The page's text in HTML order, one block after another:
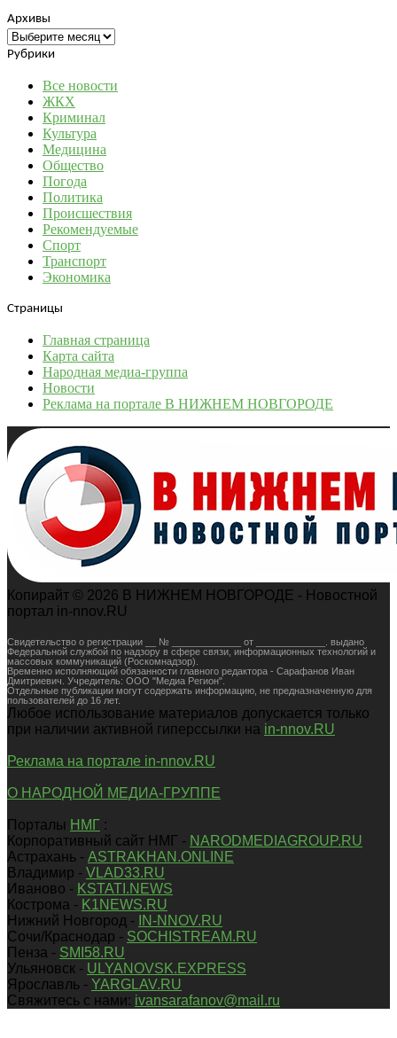
Архивы
Архивы
Рубрики
Все новости
ЖКХ
Криминал
Культура
Медицина
Общество
Погода
Политика
Происшествия
Рекомендуемые
Спорт
Транспорт
Экономика
Страницы
Главная страница
Карта сайта
Народная медиа-группа
Новости
Реклама на портале В НИЖНЕМ НОВГОРОДЕ
Копирайт © 2026 В НИЖНЕМ НОВГОРОДЕ - Новостной
портал in-nnov.RU
Свидетельство о регистрации __ № _____________ от _____________. выдано
Федеральной службой по надзору в сфере связи, информационных технологий и
массовых коммуникаций (Роскомнадзор).
Временно исполняющий обязанности главного редактора - Сарафанов Иван
Дмитриевич. Учредитель: ООО "Медиа Регион".
Отдельные публикации могут содержать информацию, не предназначенную для
пользователей до 16 лет.
Любое использование материалов допускается только
при наличии активной гиперссылки на in-nnov.RU
Реклама на портале in-nnov.RU
О НАРОДНОЙ МЕДИА-ГРУППЕ
Порталы НМГ :
Корпоративный сайт НМГ - NARODMEDIAGROUP.RU
Астрахань - ASTRAKHAN.ONLINE
Владимир - VLAD33.RU
Иваново - KSTATI.NEWS
Кострома - K1NEWS.RU
Нижний Новгород -
IN-NNOV.RU
Сочи/Краснодар - SOCHISTREAM.RU
Пенза - SMI58.RU
Ульяновск - ULYANOVSK.EXPRESS
Ярославль - YARGLAV.RU
Свяжитесь с нами: ivansarafanov@mail.ru